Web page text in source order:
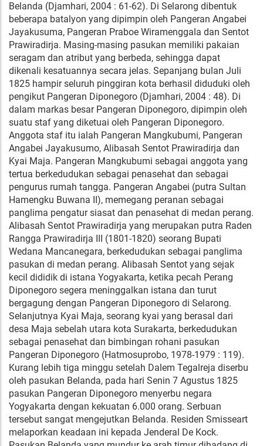
Belanda (Djamhari, 2004 : 61-62). Di Selarong dibentuk
beberapa batalyon yang dipimpin oleh Pangeran Angabei
Jayakusuma, Pangeran Praboe Wiramenggala dan Sentot
Prawiradirja. Masing-masing pasukan memiliki pakaian
seragam dan atribut yang berbeda, sehingga dapat
dikenali kesatuannya secara jelas. Sepanjang bulan Juli
1825 hampir seluruh pinggiran kota berhasil diduduki oleh
pengikut Pangeran Diponegoro (Djamhari, 2004 : 48). Di
dalam markas besar Pangeran Diponegoro, dipimpin oleh
suatu staf yang diketuai oleh Pangeran Diponegoro.
Anggota staf itu ialah Pangeran Mangkubumi, Pangeran
Angabei Jayakusumo, Alibasah Sentot Prawiradirja dan
Kyai Maja. Pangeran Mangkubumi sebagai anggota yang
tertua berkedudukan sebagai penasehat dan sebagai
pengurus rumah tangga. Pangeran Angabei (putra Sultan
Hamengku Buwana II), memegang peranan sebagai
panglima pengatur siasat dan penasehat di medan perang.
Alibasah Sentot Prawiradirja yang merupakan putra Raden
Rangga Prawiradirja III (1801-1820) seorang Bupati
Wedana Mancanegara, berkedudukan sebagai panglima
pasukan di medan perang. Alibasah Sentot yang sejak
kecil dididik di istana Yogyakarta, ketika pecah Perang
Diponegoro segera meninggalkan istana dan turut
bergagung dengan Pangeran Diponegoro di Selarong.
Selanjutnya Kyai Maja, seorang kyai yang berasal dari
desa Maja sebelah utara kota Surakarta, berkedudukan
sebagai penasehat dan bimbingan rohani pasukan
Pangeran Diponegoro (Hatmosuprobo, 1978-1979 : 119).
Kurang lebih tiga minggu setelah Dalem Tegalreja diserbu
oleh pasukan Belanda, pada hari Senin 7 Agustus 1825
pasukan Pangeran Diponegoro menyerbu negara
Yogyakarta dengan kekuatan 6.000 orang. Serbuan
tersebut sangat mengejutkan Belanda. Residen Smisseart
melaporkan keadaan ini kepada Jenderal De Kock.